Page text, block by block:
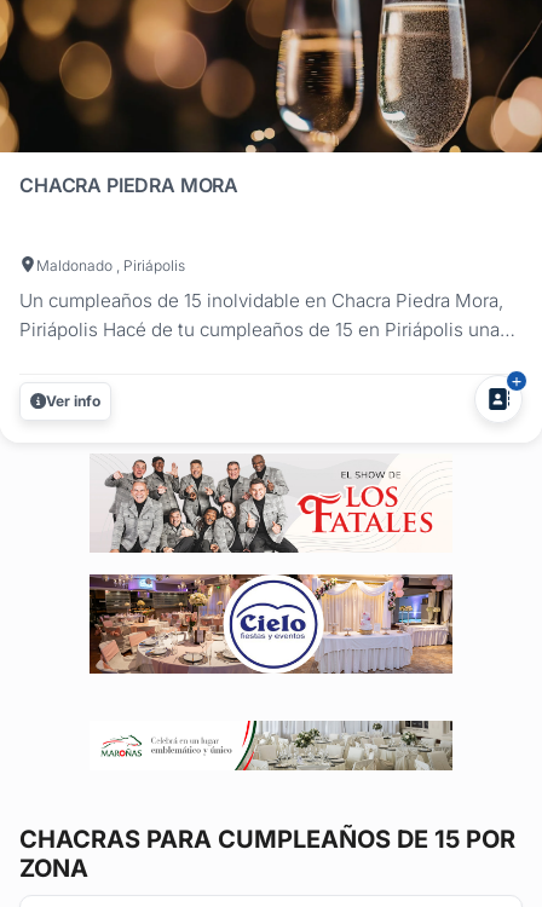
CHACRA PIEDRA MORA
Maldonado , Piriápolis
Un cumpleaños de 15 inolvidable en Chacra Piedra Mora,
Piriápolis Hacé de tu cumpleaños de 15 en Piriápolis una
de naturaleza con vistas impresionantes al Cerro Pan de
Azúcar. Con 5 hectáreas de paisajes espectaculares,
Ver info
CHACRAS PARA CUMPLEAÑOS DE 15 POR
ZONA